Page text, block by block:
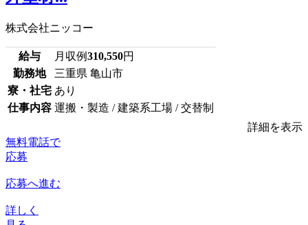
株式会社ニッコー
給与 月収例310,550円
勤務地
三重県 亀山市
寮・社宅 あり
仕事内容 運搬・製造 / 建築系工場 / 交替制
詳細を表示
無料電話で
応募
応募へ進む
詳しく